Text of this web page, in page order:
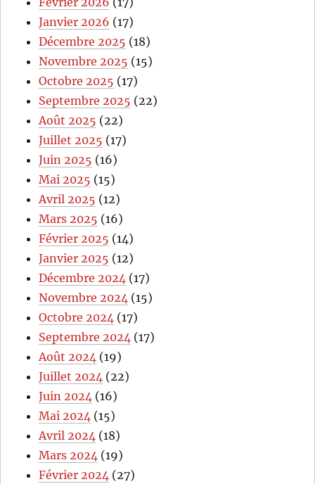
Janvier 2026 (17)
Décembre 2025 (18)
Novembre 2025 (15)
Octobre 2025 (17)
Septembre 2025 (22)
Août 2025 (22)
Juillet 2025 (17)
Juin 2025 (16)
Mai 2025 (15)
Avril 2025 (12)
Mars 2025 (16)
Février 2025 (14)
Janvier 2025 (12)
Décembre 2024 (17)
Novembre 2024 (15)
Octobre 2024 (17)
Septembre 2024 (17)
Août 2024 (19)
Juillet 2024 (22)
Juin 2024 (16)
Mai 2024 (15)
Avril 2024 (18)
Mars 2024 (19)
Février 2024 (27)